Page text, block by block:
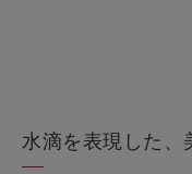
水滴を表現した、